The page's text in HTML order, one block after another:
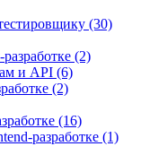
(30)
(2)
и API (6)
(2)
(16)
разработке (1)